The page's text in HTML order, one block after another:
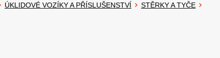
ÚKLIDOVÉ VOZÍKY A PŘÍSLUŠENSTVÍ
STĚRKY A TYČE